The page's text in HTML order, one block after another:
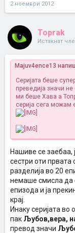
2 ноември 2012
Toprak
Истакнат
Majuv4ence13
Серијата беше
преведија значи
ми беше Хава а
серија сега можам
Нашиве се заебаа,
сестри оти првата
разделија во 20
немаше смисла да
епизода и ја
крај.
Инаку серијата во
пак Љубов,вера,
превод значи